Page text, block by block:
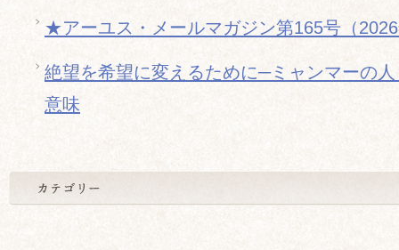
★アーユス・メールマガジン第165号（
絶望を希望に変えるために─ミャンマーの
意味